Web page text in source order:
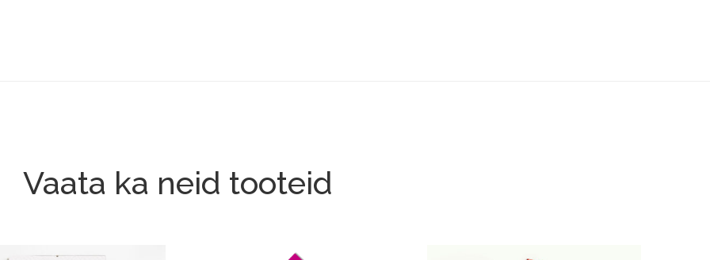
Vaata ka neid tooteid